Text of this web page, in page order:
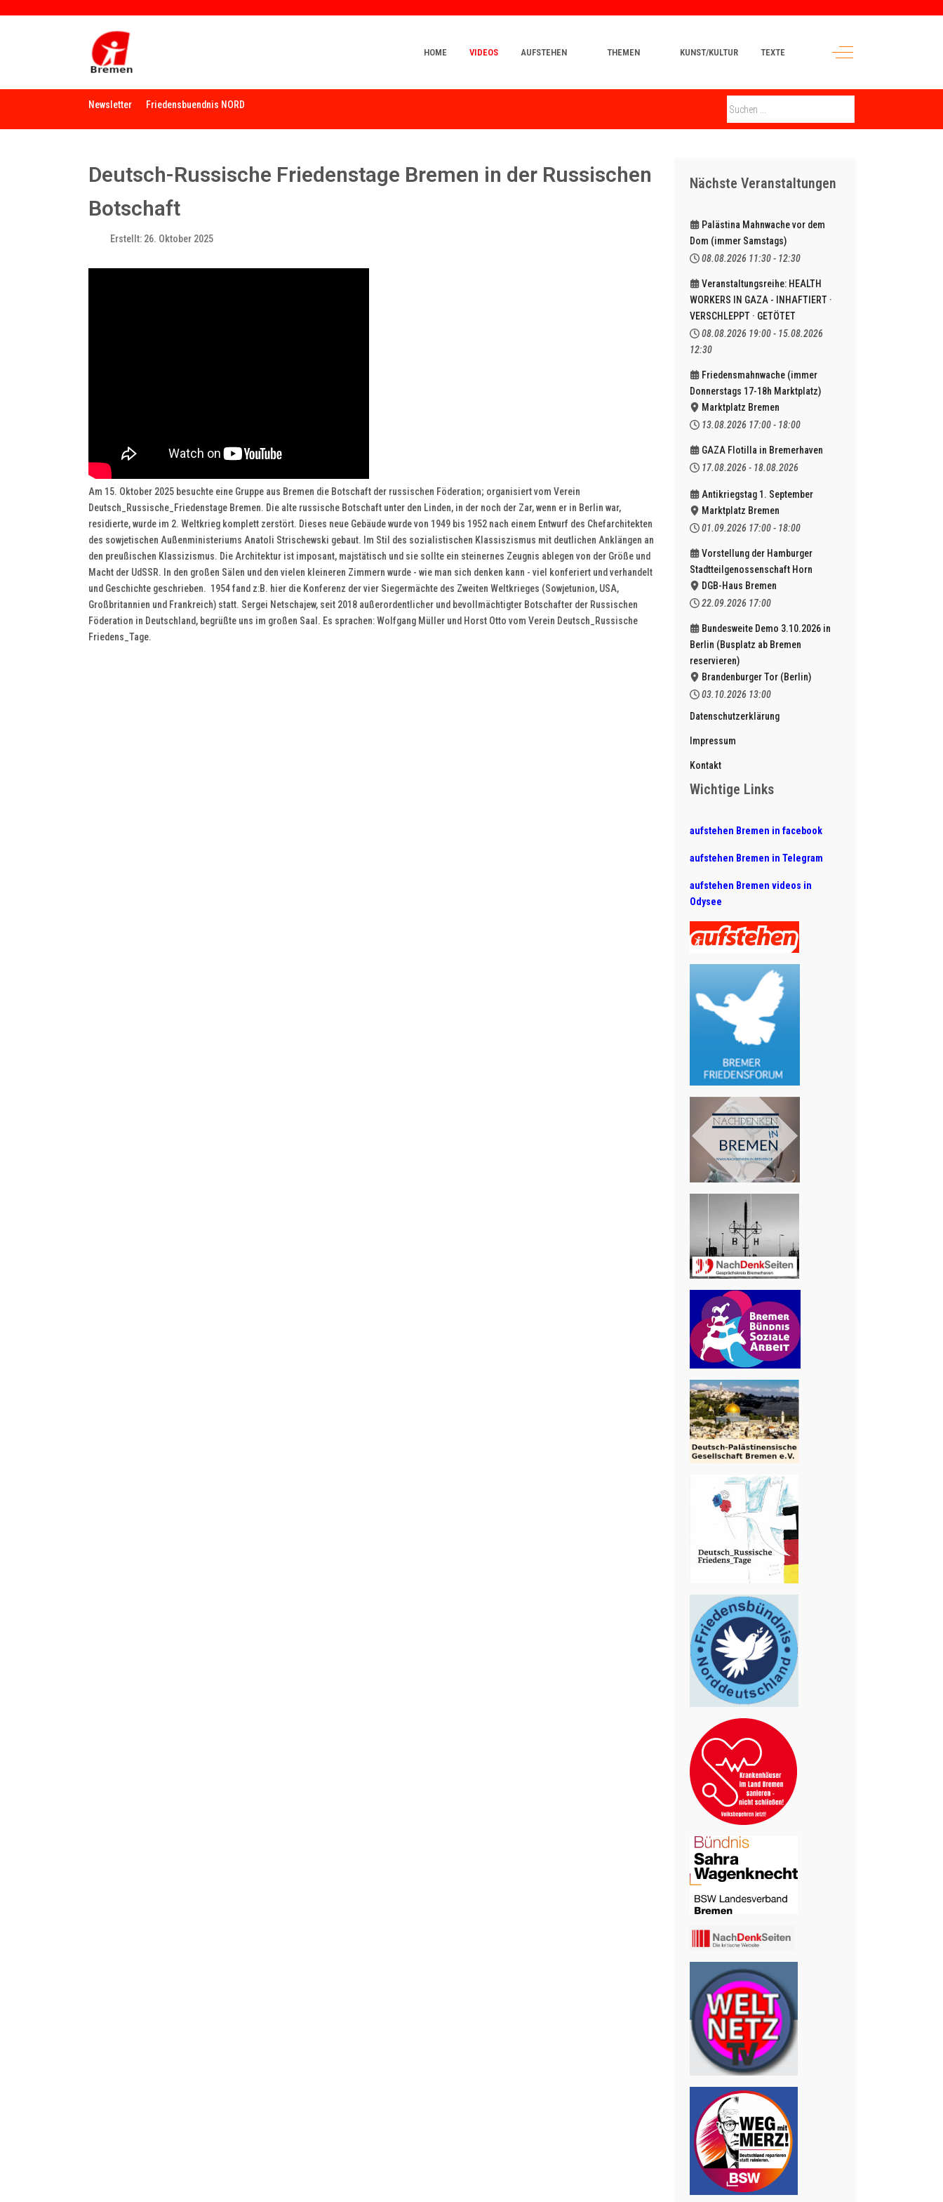
HOME VIDEOS AUFSTEHEN THEMEN KUNST/KULTUR TEXTE Off-Canvas Toggle
Newsletter Friedensbuendnis NORD
Deutsch-Russische Friedenstage Bremen in der Russischen
Botschaft
Erstellt: 26. Oktober 2025
Am 15. Oktober 2025 besuchte eine Gruppe aus Bremen die Botschaft der russischen Föderation; organisiert vom Verein
Deutsch_Russische_Friedenstage Bremen. Die alte russische Botschaft unter den Linden, in der noch der Zar, wenn er in Berlin war,
residierte, wurde im 2. Weltkrieg komplett zerstört. Dieses neue Gebäude wurde von 1949 bis 1952 nach einem Entwurf des Chefarchitekten
des sowjetischen Außenministeriums Anatoli Strischewski gebaut. Im Stil des sozialistischen Klassiszismus mit deutlichen Anklängen an
den preußischen Klassizismus. Die Architektur ist imposant, majstätisch und sie sollte ein steinernes Zeugnis ablegen von der Größe und
Macht der UdSSR. In den großen Sälen und den vielen kleineren Zimmern wurde - wie man sich denken kann - viel konferiert und verhandelt
und Geschichte geschrieben. 1954 fand z:B. hier die Konferenz der vier Siegermächte des Zweiten Weltkrieges (Sowjetunion, USA,
Großbritannien und Frankreich) statt. Sergei Netschajew, seit 2018 außerordentlicher und bevollmächtigter Botschafter der Russischen
Föderation in Deutschland, begrüßte uns im großen Saal. Es sprachen: Wolfgang Müller und Horst Otto vom Verein Deutsch_Russische
Friedens_Tage.
Nächste Veranstaltungen
Palästina Mahnwache vor dem
Dom (immer Samstags)
08.08.2026 11:30- 12:30
Veranstaltungsreihe: HEALTH
WORKERS IN GAZA - INHAFTIERT ·
VERSCHLEPPT · GETÖTET
08.08.2026 19:00- 15.08.2026
12:30
Friedensmahnwache (immer
Donnerstags 17-18h Marktplatz)
Marktplatz Bremen
13.08.2026 17:00- 18:00
GAZA Flotilla in Bremerhaven
17.08.2026 - 18.08.2026
Antikriegstag 1. September
Marktplatz Bremen
01.09.2026 17:00- 18:00
Vorstellung der Hamburger
Stadtteilgenossenschaft Horn
DGB-Haus Bremen
22.09.2026 17:00
Bundesweite Demo 3.10.2026 in
Berlin (Busplatz ab Bremen
reservieren)
Brandenburger Tor (Berlin)
03.10.2026 13:00
Datenschutzerklärung
Impressum
Kontakt
Wichtige Links
aufstehen Bremen in facebook
aufstehen Bremen in Telegram
aufstehen Bremen videos in
Odysee